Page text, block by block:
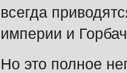
всегда
империи и
Но это полное